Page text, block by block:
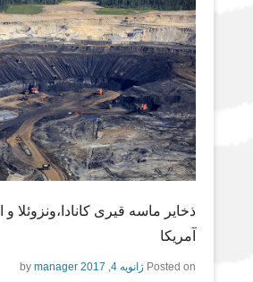
ذخایر ماسه قیری کانادا،ونزوئلا و ایالت
ژانویه 4, 2017 by
manager